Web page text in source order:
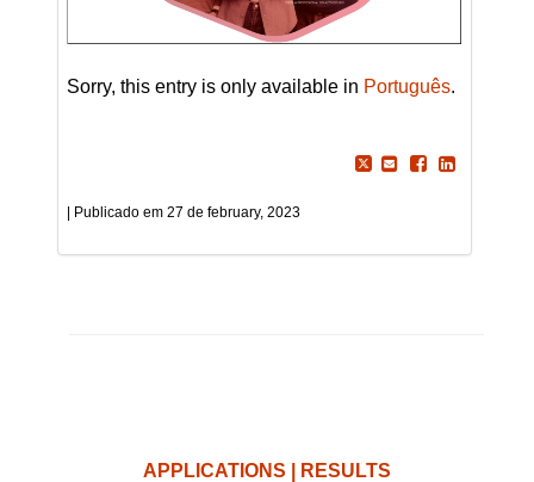
Sorry, this entry is only available in Português.
27 de february, 2023
APPLICATIONS | RESULTS